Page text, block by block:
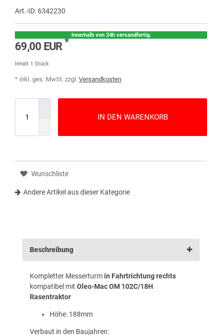
Art.-ID: 6342230
Innerhalb von 24h versandfertig.
69,00 EUR*
Inhalt 1 Stück
* inkl. ges. MwSt. zzgl. Versandkosten
IN DEN WARENKORB
Wunschliste
Andere Artikel aus dieser Kategorie
Beschreibung
Kompletter Messerturmin Fahrtrichtung rechts
kompatibel mit Oleo-Mac OM 102C/18H
Rasentraktor
Höhe: 188mm
Verbaut in den Baujahren: